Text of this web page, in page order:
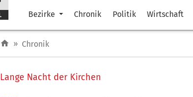
Bezirke Chronik Politik Wirtschaft
» Chronik
Lange Nacht der Kirchen